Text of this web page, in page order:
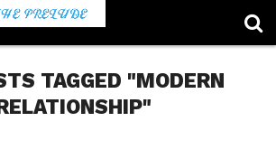
TAGGED "MODERN